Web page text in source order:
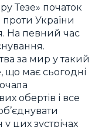
Тезе» початок
проти України
На певний час
за мир у такий
має сьогодні
обертів і все
цих зустрічах